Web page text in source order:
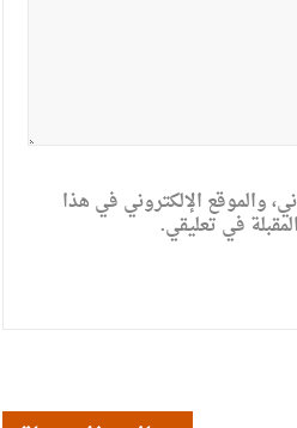
والموقع الإلكتروني في هذا
في تعليقي.